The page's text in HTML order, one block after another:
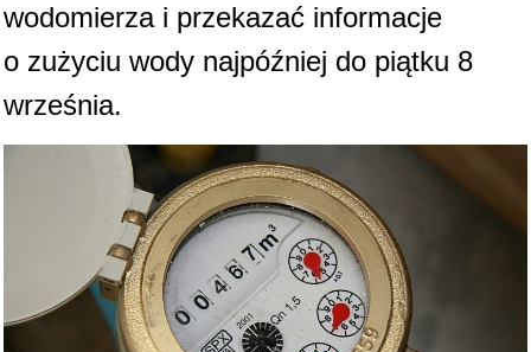
wodomierza i przekazać informacje
o zużyciu wody najpóźniej do piątku 8
września.